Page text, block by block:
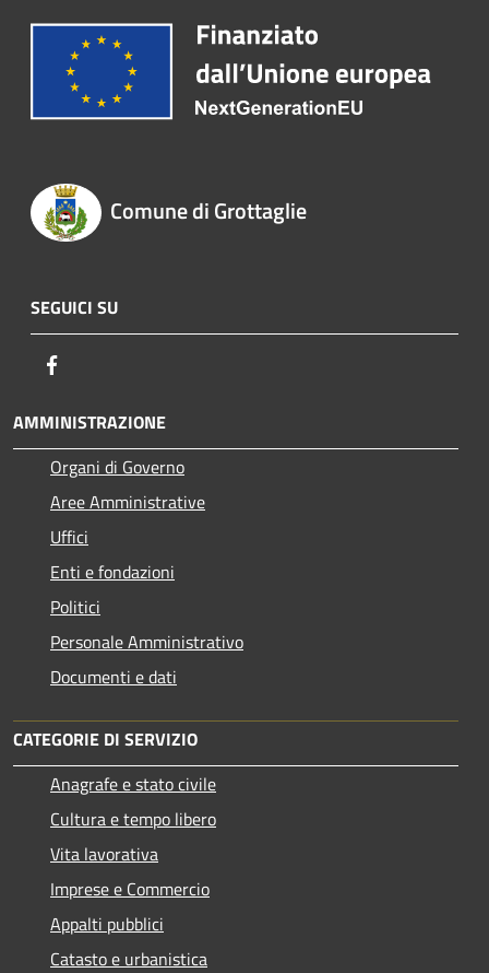
Comune di Grottaglie
SEGUICI SU
AMMINISTRAZIONE
Organi di Governo
Aree Amministrative
Uffici
Enti e fondazioni
Politici
Personale Amministrativo
Documenti e dati
CATEGORIE DI SERVIZIO
Anagrafe e stato civile
Cultura e tempo libero
Vita lavorativa
Imprese e Commercio
Appalti pubblici
Catasto e urbanistica